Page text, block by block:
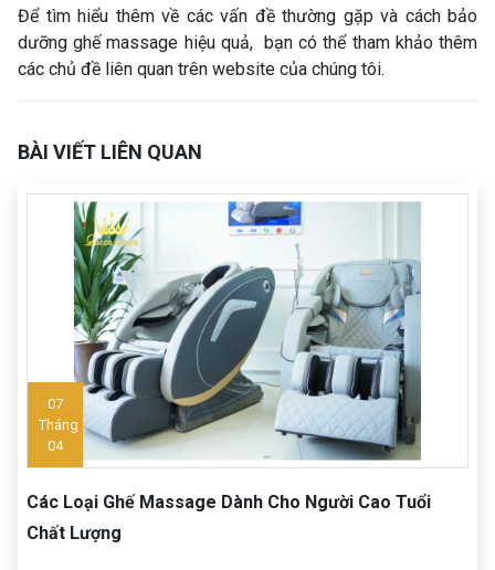
Để tìm hiểu thêm về các vấn đề thường gặp và cách bảo
dưỡng ghế massage hiệu quả, bạn có thể tham khảo thêm
các chủ đề liên quan trên website của chúng tôi.
BÀI VIẾT LIÊN QUAN
07
Tháng
04
Các Loại Ghế Massage Dành Cho Người Cao Tuổi
Chất Lượng